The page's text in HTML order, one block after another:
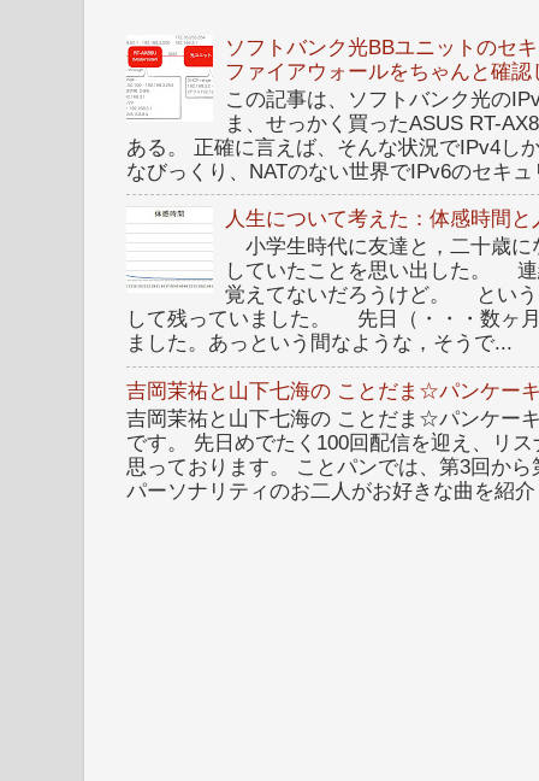
ソフトバンク光BBユニットのセ
ファイアウォールをちゃんと確認
この記事は、ソフトバンク光の
ま、せっかく買ったASUS RT-
ある。 正確に言えば、そんな状況でIPv4し
なびっくり、NATのない世界でIPv6のセキ
人生について考えた：体感時間
小学生時代に友達と，二十歳に
していたことを思い出した。
覚えてないだろうけど。 という
して残っていました。 先日（・・・数ヶ
ました。あっという間なような，そうで...
吉岡茉祐と山下七海の ことだま☆パンケー
吉岡茉祐と山下七海の ことだま☆パンケー
です。 先日めでたく100回配信を迎え、リ
思っております。 ことパンでは、第3回か
パーソナリティのお二人がお好きな曲を紹